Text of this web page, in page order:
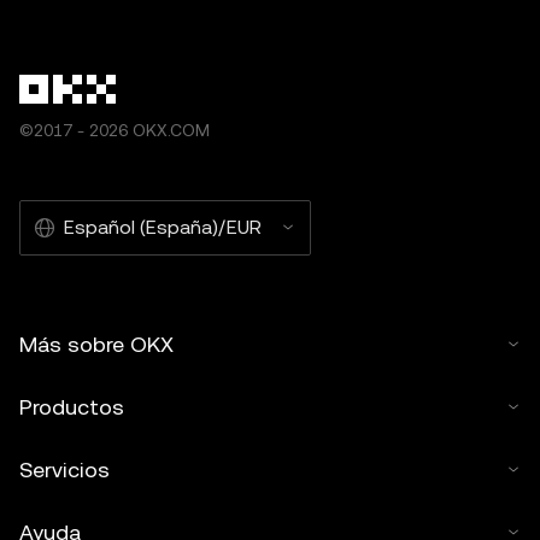
©2017 - 2026 OKX.COM
Español (España)/EUR
Más sobre OKX
Productos
Servicios
Ayuda